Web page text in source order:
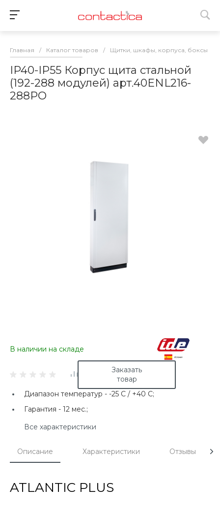
Главная / Каталог товаров / Щитки, шкафы, корпуса, боксы
IP40-IP55 Корпус щита стальной
(192-288 модулей) арт.40ENL216-
288PO
В наличии на складе
Заказать
товар
Диапазон температур - -25 C / +40 C;
Гарантия - 12 мес.;
Все характеристики
Описание Характеристики Отзывы
ATLANTIC PLUS